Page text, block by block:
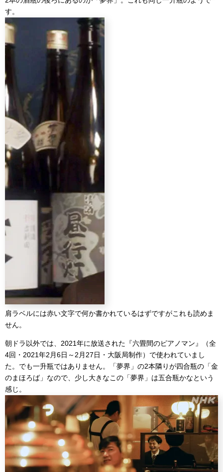
す。
肩ラベルには赤い文字で何か書かれているはずですがこれも読めま
せん。
朝ドラ以外では、2021年に放送された『六畳間のピアノマン』（全
4回・2021年2月6日～2月27日・大阪局制作）で使われていまし
た。でも一升瓶ではありません。「夢界」の2本隣りが四合瓶の「金
のまほろば」なので、少し大きなこの「夢界」は五合瓶かなという
感じ。